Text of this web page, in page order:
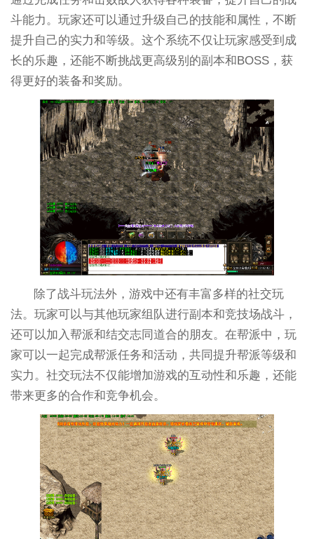
斗能力。玩家还可以通过升级自己的技能和属性，不断
提升自己的实力和等级。这个系统不仅让玩家感受到成
长的乐趣，还能不断挑战更高级别的副本和BOSS，获
得更好的装备和奖励。
除了战斗玩法外，游戏中还有丰富多样的社交玩
法。玩家可以与其他玩家组队进行副本和竞技场战斗，
还可以加入帮派和结交志同道合的朋友。在帮派中，玩
家可以一起完成帮派任务和活动，共同提升帮派等级和
实力。社交玩法不仅能增加游戏的互动性和乐趣，还能
带来更多的合作和竞争机会。